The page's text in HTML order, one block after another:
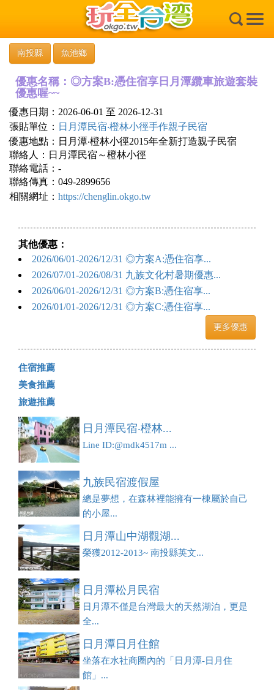
×
南投縣 魚池鄉
優惠名稱：◎方案B:憑住宿享日月潭纜車旅遊套裝
優惠喔~~
優惠日期：2026-06-01 至 2026-12-31
張貼單位： 日月潭民宿‧橙林小徑手作親子民宿
優惠地點：日月潭‧橙林小徑2015年全新打造親子民宿
聯絡人：日月潭民宿～橙林小徑
聯絡電話：-
聯絡傳真：049-2899656
相關網址： https://chenglin.okgo.tw
其他優惠：
2026/06/01-2026/12/31 ◎方案A:憑住宿享...
2026/07/01-2026/08/31 九族文化村暑期優惠...
2026/06/01-2026/12/31 ◎方案B:憑住宿享...
2026/01/01-2026/12/31 ◎方案C:憑住宿享...
更多優惠
住宿推薦
美食推薦
旅遊推薦
日月潭民宿‧橙林...
Line ID:@mdk4517m ...
九族民宿渡假屋
總是夢想，在森林裡能擁有一棟屬於自己
的小屋...
日月潭山中湖觀湖...
榮獲2012-2013~ 南投縣英文...
日月潭松月民宿
日月潭不僅是台灣最大的天然湖泊，更是
全...
日月潭日月住館
坐落在水社商圈內的「日月潭-日月住
館」...